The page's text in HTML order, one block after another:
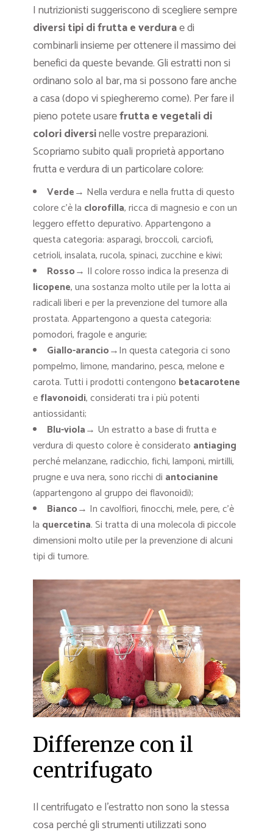
I nutrizionisti suggeriscono di scegliere sempre
diversi tipi di frutta e verdurae di
combinarli insieme per ottenere il massimo dei
benefici da queste bevande. Gli estratti non si
ordinano solo al bar, ma si possono fare anche
a casa (dopo vi spiegheremo come). Per fare il
pieno potete usarefrutta e vegetali di
colori diversinelle vostre preparazioni.
Scopriamo subito quali proprietà apportano
frutta e verdura di un particolare colore:
Verde→ Nella verdura e nella frutta di questo
colore c’è la clorofilla, ricca di magnesio e con un
leggero effetto depurativo. Appartengono a
questa categoria: asparagi, broccoli, carciofi,
cetrioli, insalata, rucola, spinaci, zucchine e kiwi;
Rosso→ Il colore rosso indica la presenza di
licopene, una sostanza molto utile per la lotta ai
radicali liberi e per la prevenzione del tumore alla
prostata. Appartengono a questa categoria:
pomodori, fragole e angurie;
Giallo-arancio→In questa categoria ci sono
pompelmo, limone, mandarino, pesca, melone e
carota. Tutti i prodotti contengono betacarotene
eflavonoidi, considerati tra i più potenti
antiossidanti;
Blu-viola→ Un estratto a base di frutta e
verdura di questo colore è considerato antiaging
perché melanzane, radicchio, fichi, lamponi, mirtilli,
prugne e uva nera, sono ricchi di antocianine
(appartengono al gruppo dei flavonoidi);
Bianco→ In cavolfiori, finocchi, mele, pere, c’è
la quercetina. Si tratta di una molecola di piccole
dimensioni molto utile per la prevenzione di alcuni
tipi di tumore.
Differenze con il
centrifugato
Il centrifugato e l’estratto non sono la stessa
cosa perché gli strumenti utilizzati sono